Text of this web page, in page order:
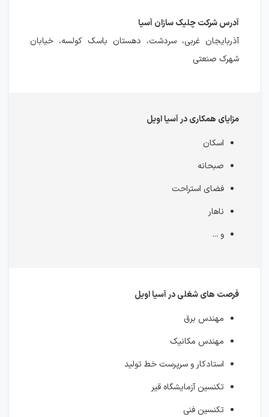
آدرس شرکت چلیک سازان آسیا
آذربایجان غربی، سردشت، دهستان باسک کولسه، خیابان
شهرک صنعتی
مزایای همکاری در آسیا اویل
اسکان
صبحانه
فضای استراحت
ناهار
و ...
فرصت های شغلی در آسیا اویل
مهندس برق
مهندس مکانیک
استادکار و سرپرست خط تولید
تکنسین آزمایشگاه قیر
تکنسین فنی